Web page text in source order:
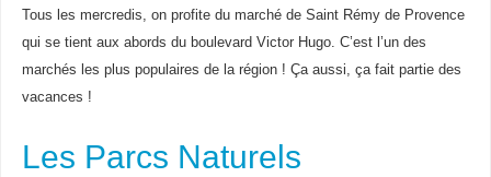
Tous les mercredis, on profite du marché de Saint Rémy de Provence
qui se tient aux abords du boulevard Victor Hugo. C’est l’un des
marchés les plus populaires de la région ! Ça aussi, ça fait partie des
vacances !
Les Parcs Naturels